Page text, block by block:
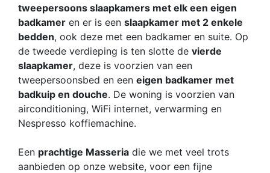
tweepersoons slaapkamers met elk een eigen
badkamer en er is een slaapkamer met 2 enkele
bedden, ook deze met een badkamer en suite. Op
de tweede verdieping is ten slotte de vierde
slaapkamer, deze is voorzien van een
tweepersoonsbed en een eigen badkamer met
badkuip en douche. De woning is voorzien van
airconditioning, WiFi internet, verwarming en
Nespresso koffiemachine.
Een prachtige Masseria die we met veel trots
aanbieden op onze website, voor een fijne